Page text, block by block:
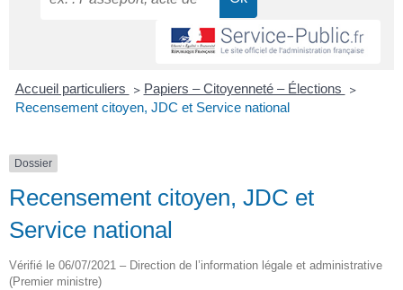
Accueil particuliers > Papiers – Citoyenneté – Élections >
Recensement citoyen, JDC et Service national
Dossier
Recensement citoyen, JDC et
Service national
Vérifié le 06/07/2021 – Direction de l’information légale et administrative
(Premier ministre)